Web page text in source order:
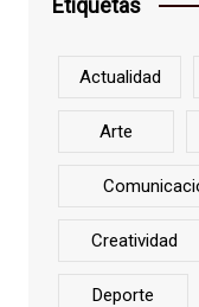
Etiquetas
Actualidad
Arte
Creatividad
Deporte